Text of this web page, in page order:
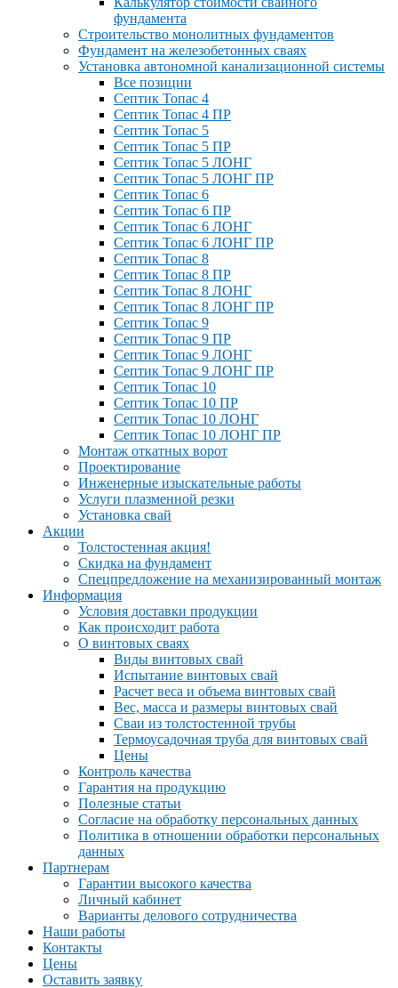
фундамента
Строительство монолитных фундаментов
Фундамент на железобетонных сваях
Установка автономной канализационной системы
Все позиции
Септик Топас 4
Септик Топас 4 ПР
Септик Топас 5
Септик Топас 5 ПР
Септик Топас 5 ЛОНГ
Септик Топас 5 ЛОНГ ПР
Септик Топас 6
Септик Топас 6 ПР
Септик Топас 6 ЛОНГ
Септик Топас 6 ЛОНГ ПР
Септик Топас 8
Септик Топас 8 ПР
Септик Топас 8 ЛОНГ
Септик Топас 8 ЛОНГ ПР
Септик Топас 9
Септик Топас 9 ПР
Септик Топас 9 ЛОНГ
Септик Топас 9 ЛОНГ ПР
Септик Топас 10
Септик Топас 10 ПР
Септик Топас 10 ЛОНГ
Септик Топас 10 ЛОНГ ПР
Монтаж откатных ворот
Проектирование
Инженерные изыскательные работы
Услуги плазменной резки
Установка свай
Акции
Толстостенная акция!
Скидка на фундамент
Спецпредложение на механизированный монтаж
Информация
Условия доставки продукции
Как происходит работа
О винтовых сваях
Виды винтовых свай
Испытание винтовых свай
Расчет веса и объема винтовых свай
Вес, масса и размеры винтовых свай
Сваи из толстостенной трубы
Термоусадочная труба для винтовых свай
Цены
Контроль качества
Гарантия на продукцию
Полезные статьи
Согласие на обработку персональных данных
Политика в отношении обработки персональных
данных
Партнерам
Гарантии высокого качества
Личный кабинет
Варианты делового сотрудничества
Наши работы
Контакты
Цены
Оставить заявку